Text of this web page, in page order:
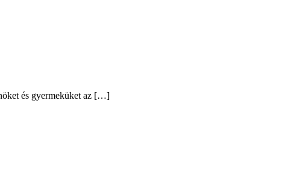
és gyermeküket az […]